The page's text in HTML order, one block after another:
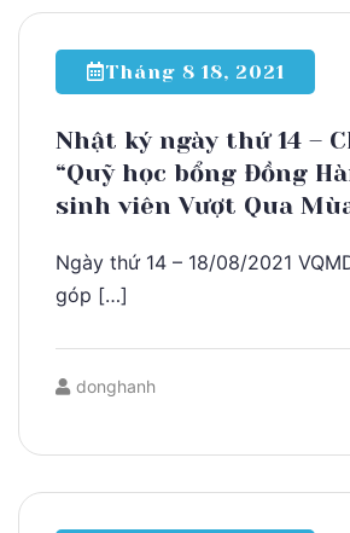
Tháng 8 18, 2021
Nhật ký ngày thứ 14 –
“Quỹ học bổng Đồng
sinh viên Vượt Qua
Ngày thứ 14 – 18/08/2021
góp […]
donghanh